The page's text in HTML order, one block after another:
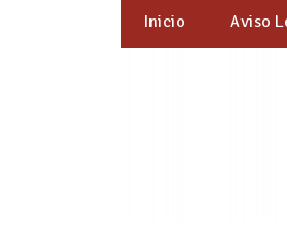
Inicio Aviso